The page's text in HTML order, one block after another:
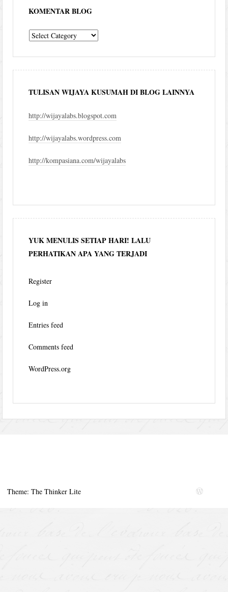
KOMENTAR BLOG
komentar
TULISAN WIJAYA KUSUMAH DI BLOG LAINNYA
http://wijayalabs.blogspot.com
http://wijayalabs.wordpress.com
http://kompasiana.com/wijayalabs
YUK MENULIS SETIAP HARI! LALU
PERHATIKAN APA YANG TERJADI
Register
Log in
Entries feed
Comments feed
WordPress.org
Theme: The Thinker Lite